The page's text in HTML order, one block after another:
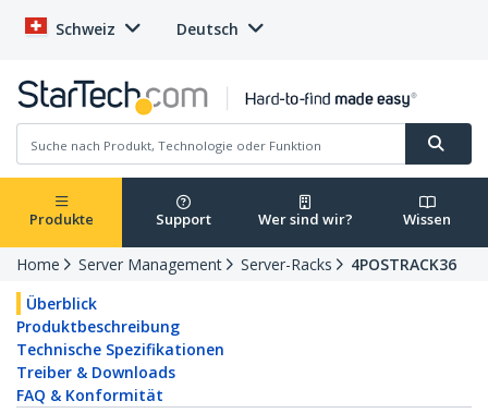
Schweiz Deutsch
Produkte Support Wer sind wir? Wissen
Home Server Management Server-Racks
4POSTRACK36
Überblick
Produktbeschreibung
Technische Spezifikationen
Treiber & Downloads
FAQ & Konformität